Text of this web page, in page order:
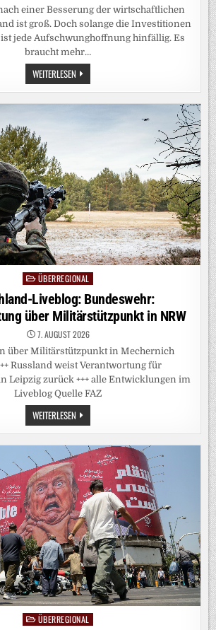
einer Besserung der wirtschaftlichen
ist groß. Doch solange die Investitionen
jede Aufschwunghoffnung hinfällig. Es
braucht mehr…
WEITERLESEN KEIN
AUFSCHWUNG
IN
SICHT:
Posted
in
ÜBERREGIONAL
Liveblog: Bundeswehr:
über Militärstützpunkt in NRW
7. AUGUST 2026
über Militärstützpunkt in Mechernich
Russland weist Verantwortung für
Leipzig zurück +++ alle Entwicklungen im
Liveblog Quelle FAZ
WEITERLESEN DEUTSCHLAND-
LIVEBLOG:
BUNDESWEHR:
ÜBER
MILITÄRSTÜTZPUNKT
NRW
PostedÜBERREGIONAL